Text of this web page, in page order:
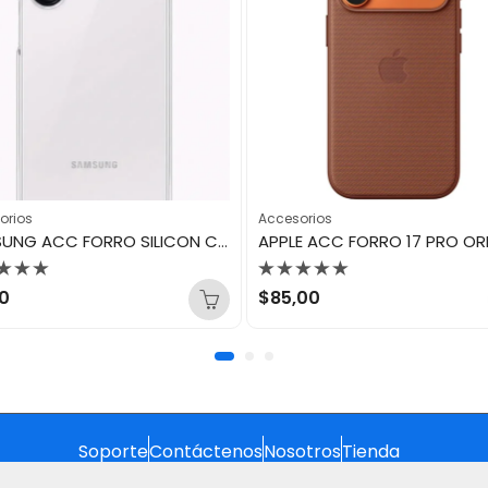
SAMSUNG ACC FORRO SILICON CASE A26
Accesorios
Valorado
con
$85,00
SoporteContáctenosNosotrosTienda